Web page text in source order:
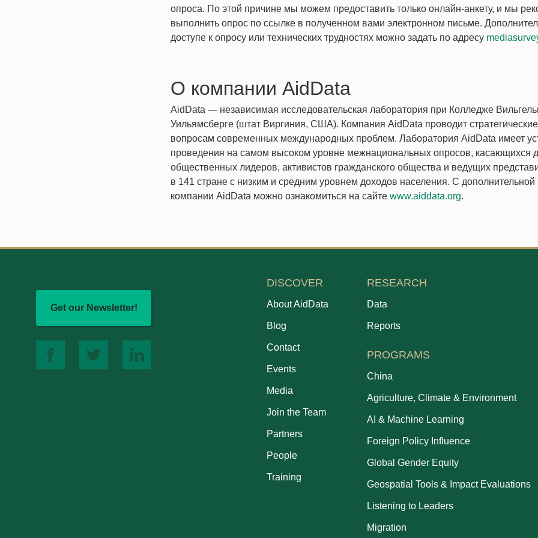
опроса. По этой причине мы можем предоставить только онлайн-анкету, и мы
выполнить опрос по ссылке в полученном вами электронном письме.
доступе к опросу или технических трудностях можно задать по адресу
О компании AidData
AidData — независимая исследовательская лаборатория при Колледже
Уильямсберге (штат Виргиния, США). Компания AidData проводит
вопросам современных международных проблем. Лаборатория AidData имеет
проведения на самом высоком уровне межнациональных опросов, касающихся
общественных лидеров, активистов гражданского общества и ведущих
в 141 стране с низким и средним уровнем доходов населения. С
компании AidData можно ознакомиться на сайте www.aiddata.org.
Get our Newsletter!
DISCOVER
About AidData
Blog
Contact
Events
Media
Join the Team
Partners
People
Training
RESEARCH
Data
Reports
PROGRAMS
China
Agriculture, Climate & Environment
AI & Machine Learning
Foreign Policy Influence
Global Gender Equity
Geospatial Tools & Impact Evaluations
Listening to Leaders
Migration